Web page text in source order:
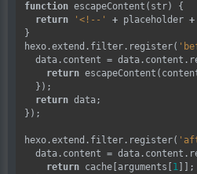
function escapeContent(str) {
return
'<!--' + placeholder +
}
hexo.extend.filter.register(
  data.content
=
return
  });
return data;
});
hexo.extend.filter.register(
  data.content
=
return cache[arguments[ 1 ]];